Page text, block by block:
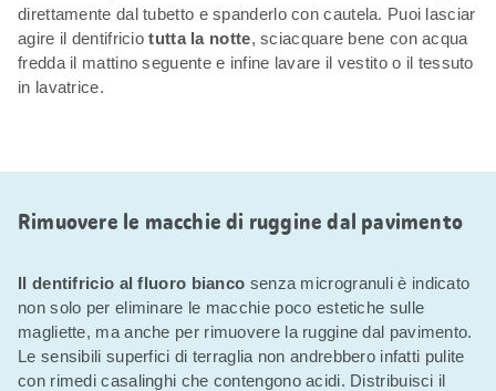
direttamente dal tubetto e spanderlo con cautela. Puoi lasciar
agire il dentifriciotutta la notte, sciacquare bene con acqua
fredda il mattino seguente e infine lavare il vestito o il tessuto
in lavatrice.
Rimuovere le macchie di ruggine dal pavimento
Il dentifricio al fluoro bianco senza microgranuli è indicato
non solo per eliminare le macchie poco estetiche sulle
magliette, ma anche per rimuovere la ruggine dal pavimento.
Le sensibili superfici di terraglia non andrebbero infatti pulite
con rimedi casalinghi che contengono acidi. Distribuisci il